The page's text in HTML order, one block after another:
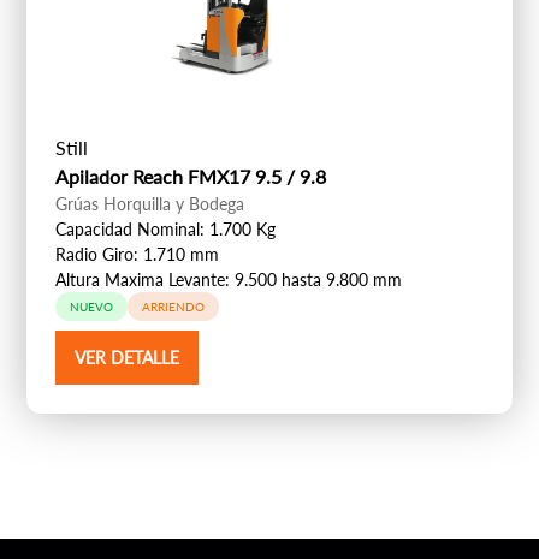
Still
Apilador Reach FMX17 9.5 / 9.8
Grúas Horquilla y Bodega
Capacidad Nominal: 1.700 Kg
Radio Giro: 1.710 mm
Altura Maxima Levante: 9.500 hasta 9.800 mm
NUEVO ARRIENDO
VER DETALLE